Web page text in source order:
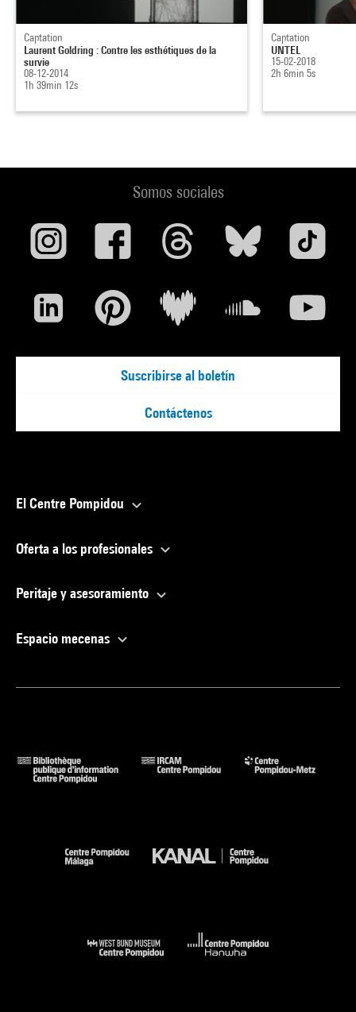
Captation
Laurent Goldring : Contre les esthétiques de la
survie
08-12-2014
1h 39min 12s
Captation
UNTEL
15-02-2018
2h 6min 5s
Somos sociales
Suscribirse al boletín
Contáctenos
El Centre Pompidou
Oferta a los profesionales
Peritaje y asesoramiento
Espacio mecenas